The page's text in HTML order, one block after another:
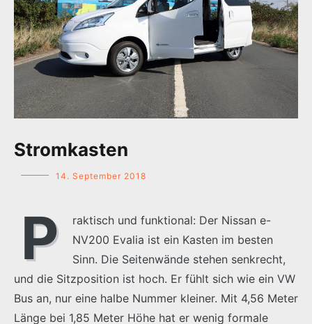
Stromkasten
14. September 2018
P
raktisch und funktional: Der Nissan e-
NV200 Evalia ist ein Kasten im besten
Sinn. Die Seitenwände stehen senkrecht,
und die Sitzposition ist hoch. Er fühlt sich wie ein VW
Bus an, nur eine halbe Nummer kleiner. Mit 4,56 Meter
Länge bei 1,85 Meter Höhe hat er wenig formale